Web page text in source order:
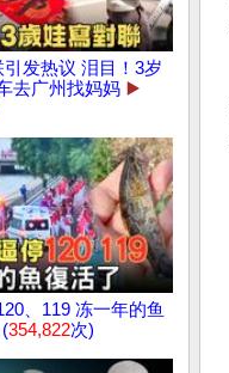
发热议 泪目！3岁
去广州找妈妈 ▶️
、119 冻一年的鱼
(354,822次)